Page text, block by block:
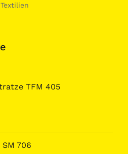
Textilien
TFM 405
706